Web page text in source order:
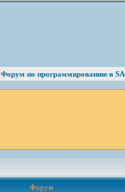
Форум по программированию в
Форум